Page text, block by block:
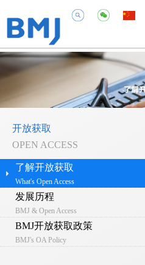
开放获取
OPEN ACCESS
了解开放获取
What's Open Access
发展历程
BMJ & Open Access
BMJ开放获取政策
BMJ's OA Policy